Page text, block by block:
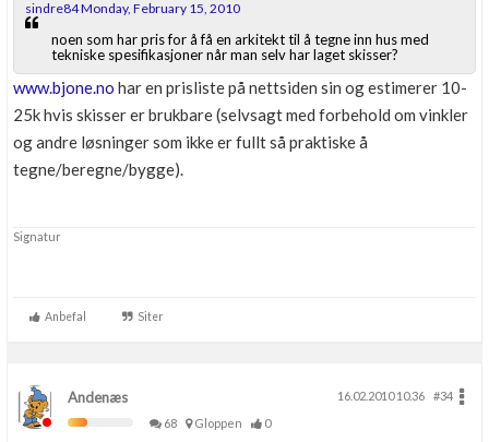
sindre84 Monday, February 15, 2010
noen som har pris for å få en arkitekt til å tegne inn hus med
tekniske spesifikasjoner når man selv har laget skisser?
www.bjone.no har en prisliste på nettsiden sin og estimerer 10-
25k hvis skisser er brukbare (selvsagt med forbehold om vinkler
og andre løsninger som ikke er fullt så praktiske å
tegne/beregne/bygge).
Signatur
Anbefal Siter
Andenæs 16.02.2010 10.36
#34
68
Gloppen 0